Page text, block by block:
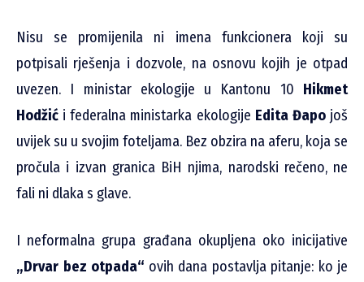
Nisu se promijenila ni imena funkcionera koji su
potpisali rješenja i dozvole, na osnovu kojih je otpad
uvezen. I ministar ekologije u Kantonu 10 Hikmet
Hodžić i federalna ministarka ekologije Edita Đapojoš
uvijek su u svojim foteljama. Bez obzira na aferu, koja se
pročula i izvan granica BiH njima, narodski rečeno, ne
fali ni dlaka s glave.
I neformalna grupa građana okupljena oko inicijative
„Drvar bez otpada“ ovih dana postavlja pitanje: ko je